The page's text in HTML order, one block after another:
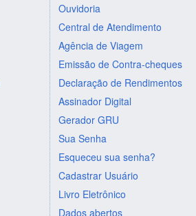
Ouvidoria
Central de Atendimento
Agência de Viagem
Emissão de Contra-cheques
Declaração de Rendimentos
Assinador Digital
Gerador GRU
Sua Senha
Esqueceu sua senha?
Cadastrar Usuário
Livro Eletrônico
Dados abertos